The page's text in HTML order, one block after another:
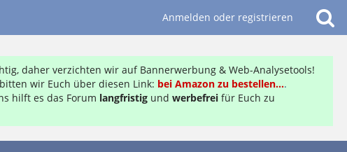
Anmelden oder registrieren
daher verzichten wir auf Bannerwerbung & Web-Analysetools!
wir Euch über diesen Link: bei Amazon zu bestellen....
hilft es das Forum langfristig und werbefrei für Euch zu